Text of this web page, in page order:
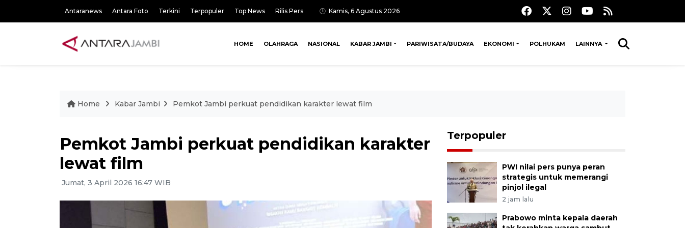
Antaranews Antara Foto Terkini Terpopuler Top News Rilis Pers Kamis, 6 Agustus 2026
HOME OLAHRAGA NASIONAL KABAR JAMBI PARIWISATA/BUDAYA EKONOMI POLHUKAM LAINNYA
Home Kabar Jambi Pemkot Jambi perkuat pendidikan karakter lewat film
Pemkot Jambi perkuat pendidikan karakter
lewat film
Jumat, 3 April 2026 16:47 WIB
Terpopuler
PWI nilai pers punya peran
strategis untuk memerangi
pinjol ilegal
2 jam lalu
Prabowo minta kepala daerah